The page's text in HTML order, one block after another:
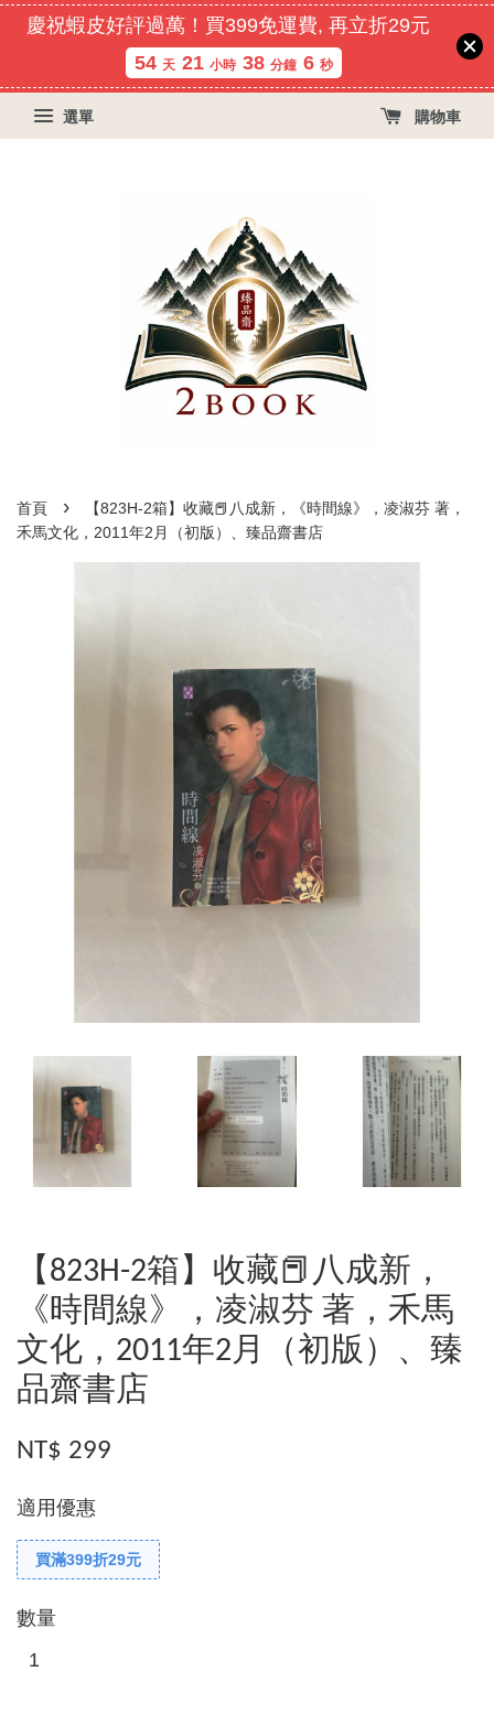
慶祝蝦皮好評過萬！買399免運費, 再立折29元
54 天 21 小時 38 分鐘 6 秒
選單 購物車
首頁 ›
【823H-2箱】收藏📕八成新，《時間線》，凌淑芬 著，
禾馬文化，2011年2月（初版）、臻品齋書店
【823H-2箱】收藏📕八成新，
《時間線》，凌淑芬 著，禾馬
文化，2011年2月（初版）、臻
品齋書店
NT$ 299
適用優惠
買滿399折29元
數量